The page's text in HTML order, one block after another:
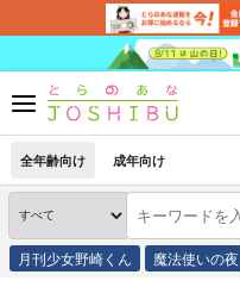
全年齢向け 成年向け
月刊少女野崎くん 魔法使いの夜